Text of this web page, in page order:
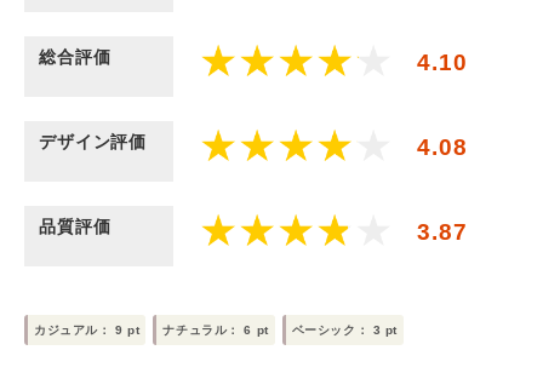
総合評価 4.10
デザイン評価 4.08
品質評価 3.87
カジュアル：9pt ナチュラル：6 pt ベーシック： 3 pt